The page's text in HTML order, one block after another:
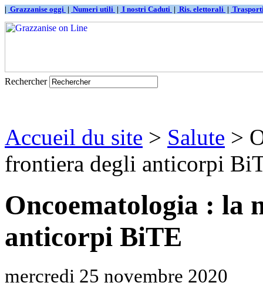
| Grazzanise oggi | Numeri utili | I nostri Caduti | Ris. elettorali |
Rechercher
Accueil du site > Salute >
frontiera degli anticorpi
Oncoematologia : la
anticorpi BiTE
mercredi 25 novembre 2020